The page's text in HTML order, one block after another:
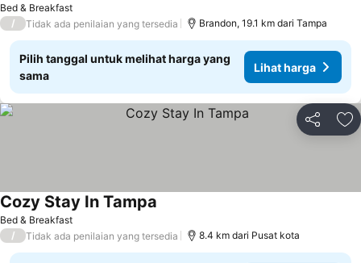
Bed & Breakfast
/ Tidak ada penilaian yang tersedia Brandon, 19.1 km dari Tampa
Pilih tanggal untuk melihat harga yang
sama
Lihat harga
Bagikan
Bed & Breakfast
Cozy Stay In Tampa
/ Tidak ada penilaian yang tersedia 8.4 km dari Pusat kota